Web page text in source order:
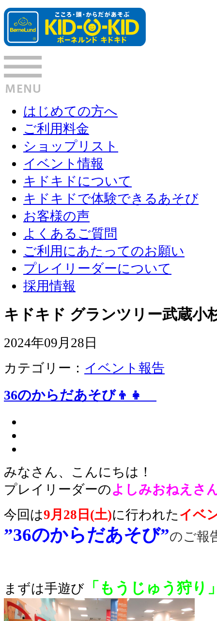
はじめての方へ
ご利用料金
ショップリスト
イベント情報
キドキドについて
キドキドで体験できるあそび
お客様の声
よくあるご質問
ご利用にあたってのお願い
プレイリーダーについて
採用情報
キドキド グランツリー武蔵小
2024年09月28日
カテゴリー： イベント報告
36のからだあそび👦👧
みなさん、こんにちは！
プレイリーダーのよしみおねえさ
今回は9月28日(土)に行われたイベ
”36のからだあそび”のご報
まずは手遊び 「もうじゅう狩り